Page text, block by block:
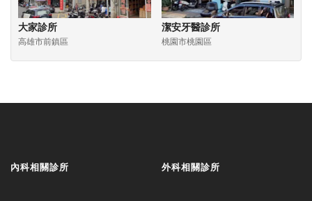
大家診所
高雄市前鎮區
潔安牙醫診所
桃園市桃園區
內科相關診所 外科相關診所